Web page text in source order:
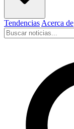
Tendencias Acerca de